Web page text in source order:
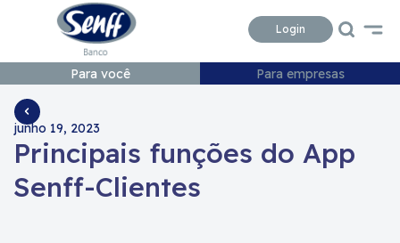
Login
Para você Para empresas
junho 19, 2023
Principais funções do App
Senff-Clientes